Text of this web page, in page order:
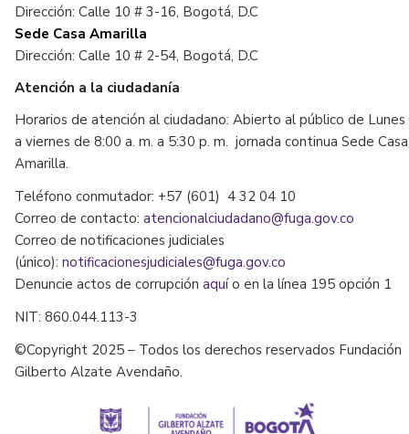
Dirección: Calle 10 # 3-16, Bogotá, D.C
Sede Casa Amarilla
Dirección: Calle 10 # 2-54, Bogotá, D.C
Atención a la ciudadanía
Horarios de atención al ciudadano: Abierto al público de Lunes
a viernes de 8:00 a. m. a 5:30 p. m. jornada continua Sede Casa
Amarilla.
Teléfono conmutador: +57 (601) 4 32 04 10
Correo de contacto: atencionalciudadano@fuga.gov.co
Correo de notificaciones judiciales
(único): notificacionesjudiciales@fuga.gov.co
Denuncie actos de corrupción aquío en la línea 195 opción 1
NIT: 860.044.113-3
©Copyright 2025 – Todos los derechos reservados Fundación
Gilberto Alzate Avendaño.